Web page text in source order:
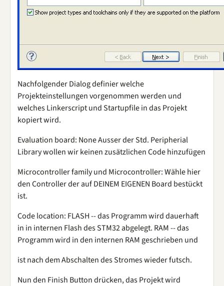
Nachfolgender Dialog definier welche
Projekteinstellungen vorgenommen werden und
welches Linkerscript und Startupfile in das Projekt
kopiert wird.
Evaluation board: None Ausser der Std. Peripherial
Library wollen wir keinen zusätzlichen Code hinzufügen
Microcontroller family und Microcontroller: Wähle hier
den Controller der auf DEINEM EIGENEN Board bestückt
ist.
Code location: FLASH -- das Programm wird dauerhaft
in in internen Flash des STM32 abgelegt. RAM -- das
Programm wird in den internen RAM geschrieben und
ist nach dem Abschalten des Stromes wieder futsch.
Nun den Finish Button drücken, das Projekt wird